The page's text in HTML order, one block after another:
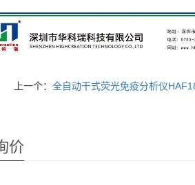
上一个：全自动干式荧光免疫分析仪
价